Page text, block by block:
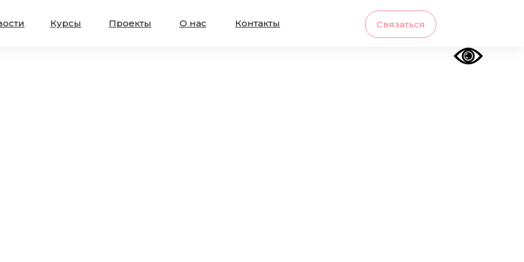
Связаться
Проекты О нас
Курсы Контакты